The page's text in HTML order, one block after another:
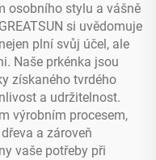
osobního stylu a vášně
si uvědomuje
plní svůj účel, ale
Naše prkénka jsou
získaného tvrdého
a udržitelnost.
výrobním procesem,
a zároveň
vaše potřeby při